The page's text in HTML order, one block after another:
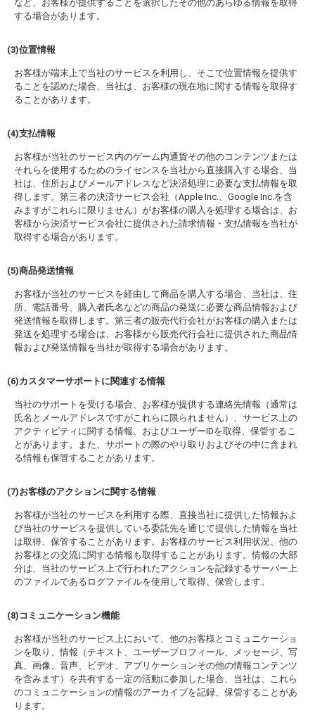
など、お客様が提供することを選択したその他のあらゆる情報を取得
する場合があります。
(3)位置情報
お客様が端末上で当社のサービスを利用し、そこで位置情報を提供す
ることを認めた場合、当社は、お客様の現在地に関する情報を取得す
ることがあります。
(4)支払情報
お客様が当社のサービス内のゲーム内通貨その他のコンテンツまたは
それらを使用するためのライセンスを当社から直接購入する場合、当
社は、住所およびメールアドレスなど決済処理に必要な支払情報を取
得します。第三者の決済サービス会社（Apple Inc.、Google Inc.を含
みますがこれらに限りません）がお客様の購入を処理する場合は、お
客様から決済サービス会社に提供された請求情報・支払情報を当社が
取得する場合があります。
(5)商品発送情報
お客様が当社のサービスを経由して商品を購入する場合、当社は、住
所、電話番号、購入者氏名などの商品の発送に必要な商品情報および
発送情報を取得します。第三者の販売代行会社がお客様の購入または
発送を処理する場合は、お客様から販売代行会社に提供された商品情
報および発送情報を当社が取得する場合があります。
(6)カスタマーサポートに関連する情報
当社のサポートを受ける場合、お客様が提供する連絡先情報（通常は
氏名とメールアドレスですがこれらに限られません）、サービス上の
アクティビティに関する情報、およびユーザーIDを取得、保管するこ
とがあります。また、サポートの際のやり取りおよびその中に含まれ
る情報も保管することがあります。
(7)お客様のアクションに関する情報
お客様が当社のサービスを利用する際、直接当社に提供した情報およ
び当社のサービスを提供している委託先を通じて提供した情報を当社
は取得、保管することがあります。お客様のサービス利用状況、他の
お客様との交流に関する情報も取得することがあります。情報の大部
分は、当社のサービス上で行われたアクションを記録するサーバー上
のファイルであるログファイルを使用して取得、保管します。
(8)コミュニケーション機能
お客様が当社のサービス上において、他のお客様とコミュニケーショ
ンを取り、情報（テキスト、ユーザープロフィール、メッセージ、写
真、画像、音声、ビデオ、アプリケーションその他の情報コンテンツ
を含みます）を共有する一定の活動に参加した場合、当社は、これら
のコミュニケーションの情報のアーカイブを記録、保管することがあ
ります。